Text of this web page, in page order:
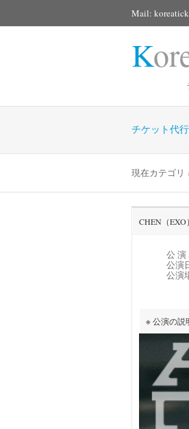
Mail:
K
チケット代行
現在カテゴリ
CHEN（
公 演
公演
公演
※ 公演の説